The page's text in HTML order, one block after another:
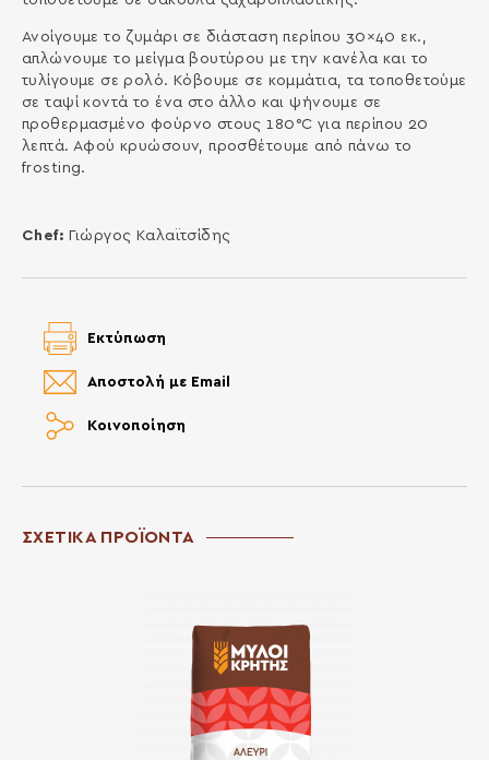
Ανοίγουμε το ζυμάρι σε διάσταση περίπου 30×40 εκ.,
απλώνουμε το μείγμα βουτύρου με την κανέλα και το
τυλίγουμε σε ρολό. Κόβουμε σε κομμάτια, τα τοποθετούμε
σε ταψί κοντά το ένα στο άλλο και ψήνουμε σε
προθερμασμένο φούρνο στους 180°C για περίπου 20
λεπτά. Αφού κρυώσουν, προσθέτουμε από πάνω το
frosting.
Chef: Γιώργος Καλαϊτσίδης
Κοινοποίηση
Αποστολή με Email
Εκτύπωση
ΣΧΕΤΙΚΑ ΠΡΟΪΟΝΤΑ